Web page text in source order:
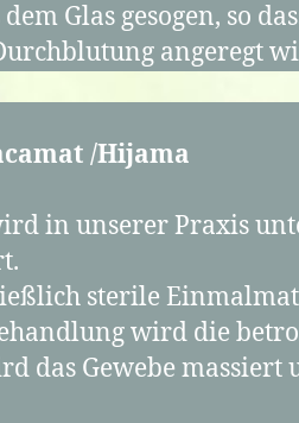
Glas gesogen, so
angeregt
/Hijama
in unserer Praxis
sterile
wird die
das Gewebe